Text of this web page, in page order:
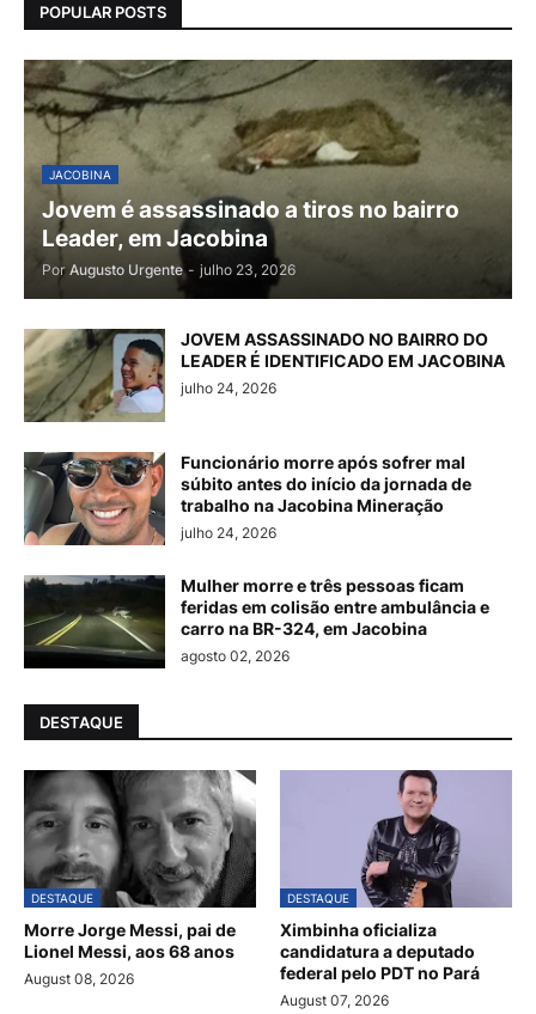
POPULAR POSTS
JACOBINA
Jovem é assassinado a tiros no bairro
Leader, em Jacobina
Por Augusto Urgente - julho 23, 2026
JOVEM ASSASSINADO NO BAIRRO DO
LEADER É IDENTIFICADO EM JACOBINA
julho 24, 2026
Funcionário morre após sofrer mal
súbito antes do início da jornada de
trabalho na Jacobina Mineração
julho 24, 2026
Mulher morre e três pessoas ficam
feridas em colisão entre ambulância e
carro na BR-324, em Jacobina
agosto 02, 2026
DESTAQUE
DESTAQUE
Morre Jorge Messi, pai de
Lionel Messi, aos 68 anos
August 08, 2026
DESTAQUE
Ximbinha oficializa
candidatura a deputado
federal pelo PDT no Pará
August 07, 2026